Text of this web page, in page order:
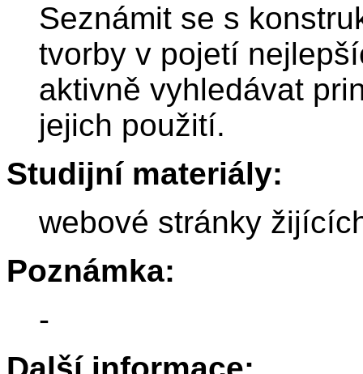
Seznámit se s
tvorby v pojetí
aktivně vyhledávat
jejich použití.
Studijní materiály:
webové stránky
Poznámka:
-